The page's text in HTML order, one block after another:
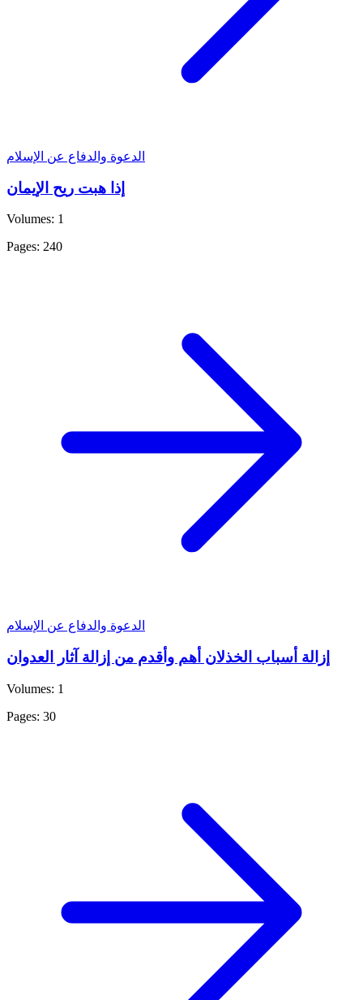
الدعوة والدفاع عن الإسلام
إذا هبت ريح الإيمان
Volumes: 1
Pages: 240
الدعوة والدفاع عن الإسلام
إزالة أسباب الخذلان أهم وأقدم من إزالة آثار العدوان
Volumes: 1
Pages: 30